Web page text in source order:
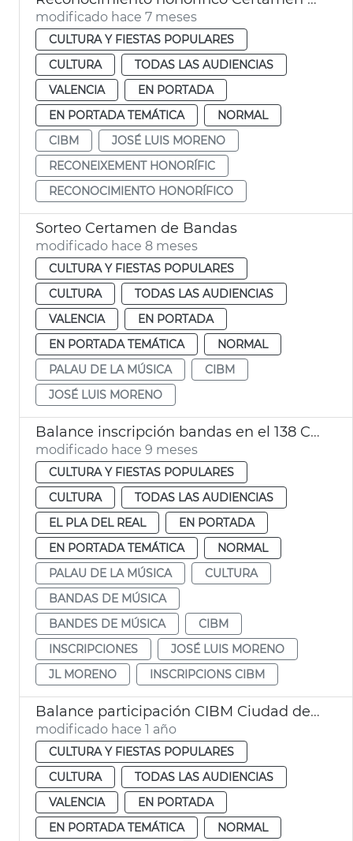
modificado hace 7 meses
CULTURA Y FIESTAS POPULARES
CULTURA
TODAS LAS AUDIENCIAS
VALENCIA
EN PORTADA
EN PORTADA TEMÁTICA
NORMAL
CIBM
JOSÉ LUIS MORENO
RECONEIXEMENT HONORÍFIC
RECONOCIMIENTO HONORÍFICO
Sorteo Certamen de Bandas
modificado hace 8 meses
CULTURA Y FIESTAS POPULARES
CULTURA
TODAS LAS AUDIENCIAS
VALENCIA
EN PORTADA
EN PORTADA TEMÁTICA
NORMAL
PALAU DE LA MÚSICA
CIBM
JOSÉ LUIS MORENO
Balance inscripción bandas en el 138 CIBM
modificado hace 9 meses
CULTURA Y FIESTAS POPULARES
CULTURA
TODAS LAS AUDIENCIAS
EL PLA DEL REAL
EN PORTADA
EN PORTADA TEMÁTICA
NORMAL
PALAU DE LA MÚSICA
CULTURA
BANDAS DE MÚSICA
BANDES DE MÚSICA
CIBM
INSCRIPCIONES
JOSÉ LUIS MORENO
JL MORENO
INSCRIPCIONS CIBM
Balance participación CIBM Ciudad de València 2025
modificado hace 1 año
CULTURA Y FIESTAS POPULARES
CULTURA
TODAS LAS AUDIENCIAS
VALENCIA
EN PORTADA
EN PORTADA TEMÁTICA
NORMAL